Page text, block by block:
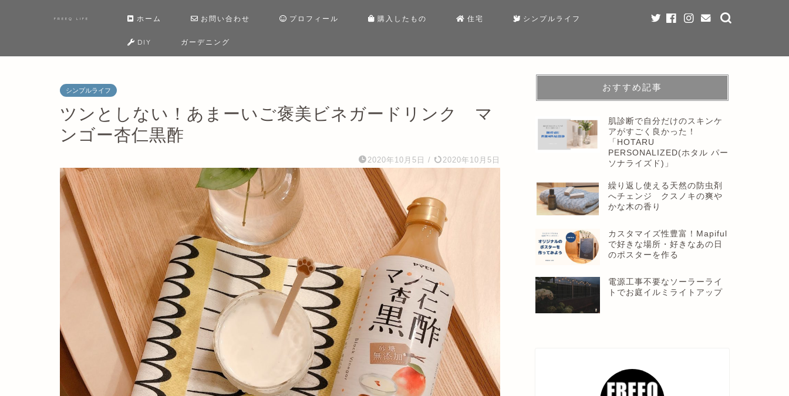
FREEQ LIFE ホーム お問い合わせ プロフィール 購入したもの 住宅 シンプルライフ
DIY ガーデニング
シンプルライフ
ツンとしない！あまーいご褒美ビネガードリンク マ
ンゴー杏仁黒酢
2020年10月5日 / 2020年10月5日
おすすめ記事
肌診断で自分だけのスキンケ
アがすごく良かった！
「HOTARU
PERSONALIZED(ホタル パー
ソナライズド)」
繰り返し使える天然の防虫剤
へチェンジ クスノキの爽や
かな木の香り
カスタマイズ性豊富！Mapiful
で好きな場所・好きなあの日
のポスターを作る
電源工事不要なソーラーライ
トでお庭イルミライトアップ